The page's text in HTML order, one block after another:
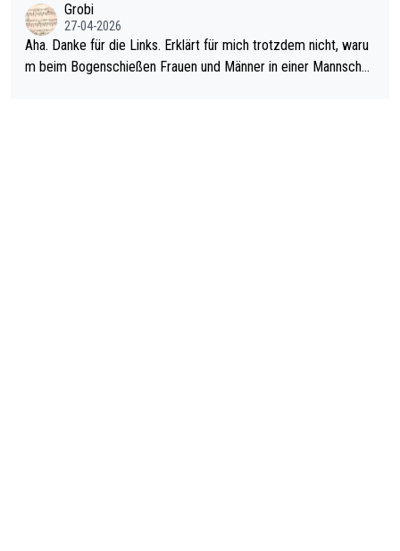
diese könnten teils wirksam behandelt werden! Dafür müsste
man nur zum Neurologen und nicht zum Mentaltrainer gehen…
Grobi
27-04-2026
Aha. Danke für die Links. Erklärt für mich trotzdem nicht, waru
m beim Bogenschießen Frauen und Männer in einer Mannschaf